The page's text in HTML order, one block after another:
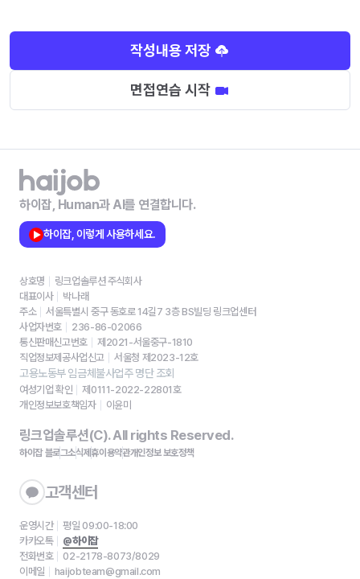
작성내용 저장
면접연습 시작
하이잡, Human과 AI를 연결합니다.
하이잡, 이렇게 사용하세요.
상호명
링크업솔루션 주식회사
대표이사
박나래
주소
서울특별시 중구 동호로 14길7 3층 BS빌딩 링크업센터
사업자번호
236-86-02066
통신판매신고번호
제2021-서울중구-1810
직업정보제공사업신고
서울청 제2023-12호
고용노동부 임금체불사업주 명단 조회
여성기업 확인
제0111-2022-22801호
개인정보보호책임자
이윤미
링크업솔루션(C). All rights Reserved.
하이잡 블로그소식제휴이용약관개인정보 보호정책
고객센터
운영시간
평일 09:00-18:00
카카오톡
@하이잡
전화번호
02-2178-8073/8029
이메일
haijobteam@gmail.com